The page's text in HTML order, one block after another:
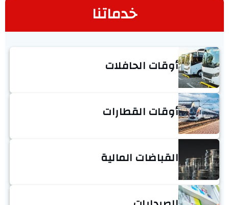
خدماتنا
أوقات الحافلات
أوقات القطارات
القباضات المالية